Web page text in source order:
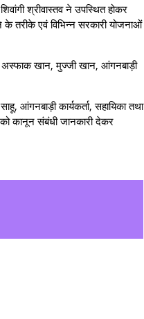
श्रीवास्तव ने उपस्थित होकर
के तरीके एवं विभिन्न सरकारी योजनाओं
अस्फाक खान, मुज्जी खान, आंगनबाड़ी
आंगनबाड़ी कार्यकर्ता, सहायिका तथा
को कानून संबंधी जानकारी देकर